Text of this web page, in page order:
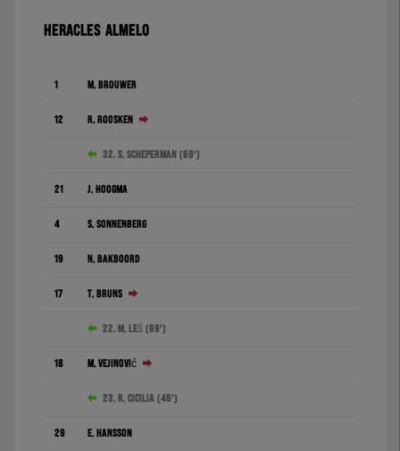
HERACLES ALMELO
1 M. Brouwer
12 R. Roosken
32. S. Scheperman (69')
21 J. Hoogma
4 S. Sonnenberg
19 N. Bakboord
17 T. Bruns
22. M. Leš (69')
18 M. Vejinović
23. R. Cicilia (46')
29 E. Hansson